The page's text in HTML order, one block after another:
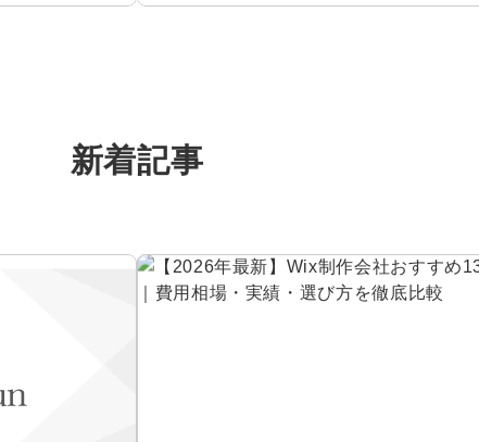
募集要項一覧
新着記事